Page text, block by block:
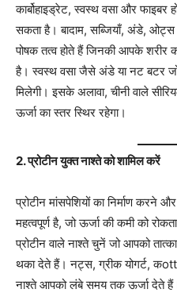
कार्बोहाइड्रेट, स्वस्थ वसा और फाइबर
सकता है। बादाम, सब्जियाँ, अंडे, ओट्स
पोषक तत्व होते हैं जिनकी आपके शरीर
है। स्वस्थ वसा जैसे अंडे या नट बटर
मिलेगी। इसके अलावा, चीनी वाले
ऊर्जा का स्तर स्थिर रहेगा।
2. प्रोटीन युक्त नाश्ते को शामिल करें
प्रोटीन मांसपेशियों का निर्माण करने
महत्वपूर्ण है, जो ऊर्जा की कमी को
प्रोटीन वाले नाश्ते चुनें जो आपको
थका देते हैं। नट्स, ग्रीक योगर्ट,
नाश्ते आपको लंबे समय तक ऊर्जा देते